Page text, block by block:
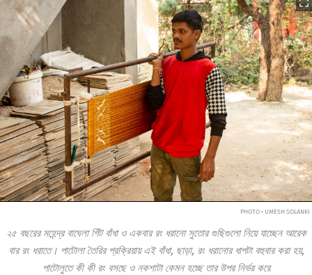
PHOTO • UMESH SOLANKI
২৫ বছরের মহেন্দ্র বাঘেলা গিঁট বাঁধা ও একবার রং ধরানো সুতোর গুছিগুলো নিয়ে যাচ্ছেন আরেক
বার রং ধরাতে। পাটোলা তৈরির প্রক্রিয়ায় এই বাঁধা, ছাড়া, রং ধরানোর ধাপটা বহুবার করা হয়,
পাটোলুতে কী কী রং বসছে ও নকশাটা কেমন হচ্ছে তার উপর নির্ভর করে